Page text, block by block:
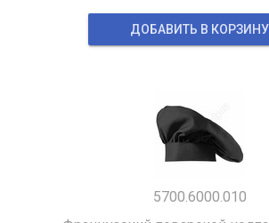
ДОБАВИТЬ В КОРЗИНУ
5700.6000.010